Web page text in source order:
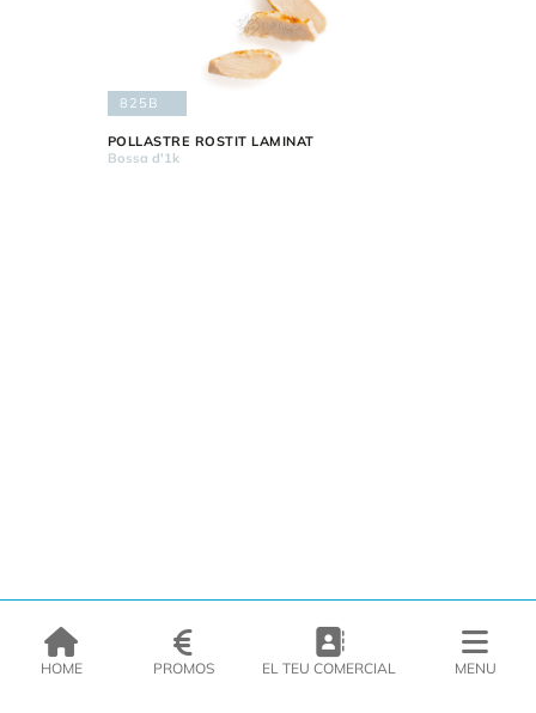
825B
POLLASTRE ROSTIT LAMINAT
Bossa d'1k
HOME PROMOS EL TEU COMERCIAL MENU